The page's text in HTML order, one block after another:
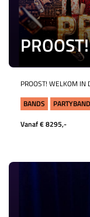
PROOST!
PROOST! WELKOM IN
BANDS
PARTYBAND
Vanaf € 8295,-